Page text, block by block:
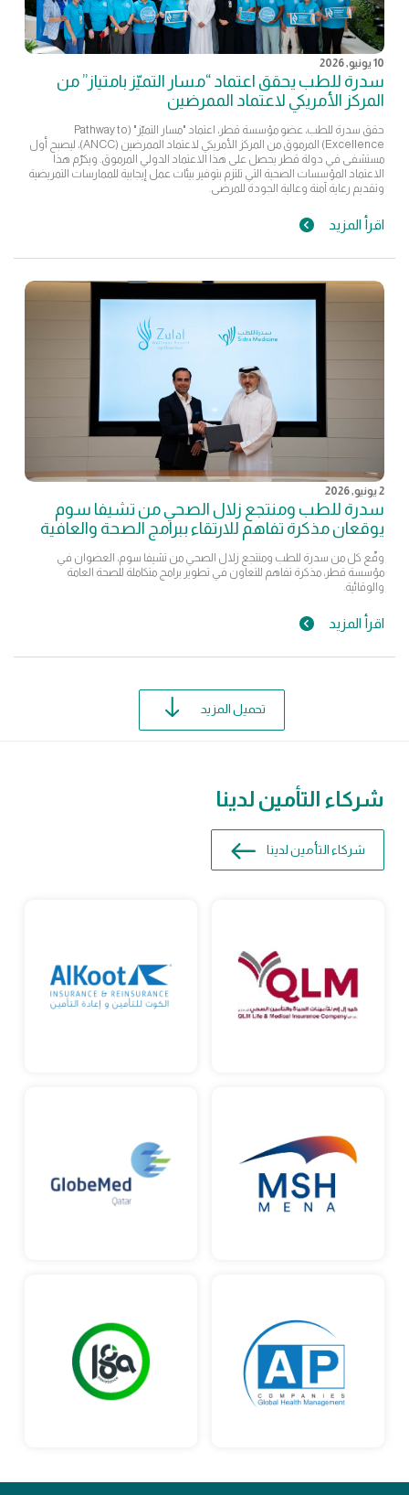
10 يونيو, 2026
سدرة للطب يحقق اعتماد “مسار التميّز بامتياز” من
المركز الأمريكي لاعتماد الممرضين
حقق سدرة للطب، عضو مؤسسة قطر، اعتماد "مسار التميّز" (Pathway to
Excellence) المرموق من المركز الأمريكي لاعتماد الممرضين (ANCC)، ليصبح أول
مستشفى في دولة قطر يحصل على هذا الاعتماد الدولي المرموق. ويكرّم هذا
الاعتماد المؤسسات الصحية التي تلتزم بتوفير بيئات عمل إيجابية للممارسات التمريضية
وتقديم رعاية آمنة وعالية الجودة للمرضى.
اقرأ المزيد
2 يونيو, 2026
سدرة للطب ومنتجع زلال الصحي من تشيفا سوم
يوقعان مذكرة تفاهم للارتقاء ببرامج الصحة والعافية
وقّع كل من سدرة للطب ومنتجع زلال الصحي من تشيفا سوم، العضوان في
مؤسسة قطر، مذكرة تفاهم للتعاون في تطوير برامج متكاملة للصحة العامة
والوقائية.
اقرأ المزيد
تحميل المزيد
شركاء التأمين لدينا
شركاء التأمين لدينا